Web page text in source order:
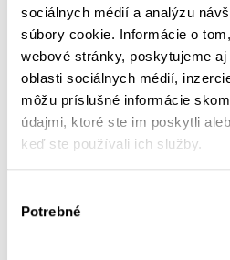
sociálnych médií a analýzu
súbory cookie. Informácie o
webové stránky, poskytujeme
oblasti sociálnych médií,
môžu príslušné informácie
údajmi, ktoré ste im poskytli
keď ste používali ich služby.
súhlasu
Potrebné
Zákazníci si tiež